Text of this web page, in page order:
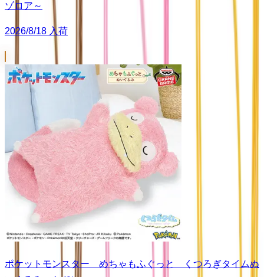
ゾロア～
2026/8/18 入荷
ポケットモンスター めちゃもふぐっと くつろぎタイムぬ